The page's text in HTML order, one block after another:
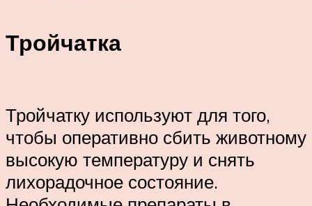
Тройчатка
Тройчатку используют для того,
чтобы оперативно сбить животному
высокую температуру и снять
лихорадочное состояние.